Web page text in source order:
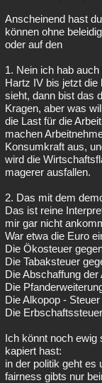
Anscheinend hast
können ohne
oder auf den
1. Nein ich hab
Hartz IV bis jetzt die
sieht, dann bist das
Kragen, aber was
die Last für die
machen
Konsumkraft aus,
wird die
magerer ausfallen.
2. Das mit dem
Das ist reine
mir gar nicht
War etwa die Euro
Die Ökosteuer
Die Tabaksteuer
Die Abschaffung
Die
Die Alkopop -
Die
Ich könnt noch ewig
kapiert hast:
in der politik geht es
fairness gibts nur